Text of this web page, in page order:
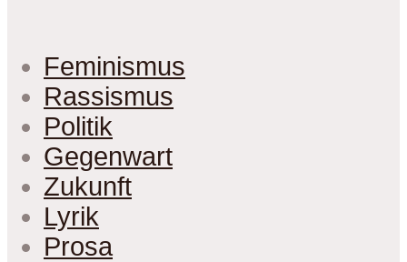
Feminismus
Rassismus
Politik
Gegenwart
Zukunft
Lyrik
Prosa